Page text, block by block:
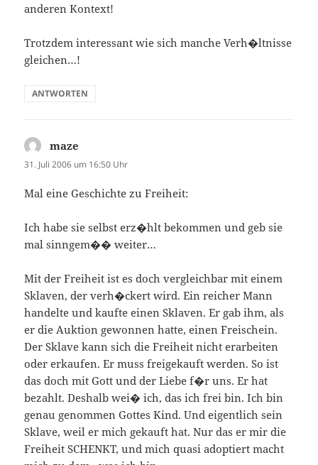
anderen Kontext!
Trotzdem interessant wie sich manche Verh�ltnisse
gleichen…!
ANTWORTEN
maze
31. Juli 2006 um 16:50 Uhr
Mal eine Geschichte zu Freiheit:
Ich habe sie selbst erz�hlt bekommen und geb sie
mal sinngem�� weiter…
Mit der Freiheit ist es doch vergleichbar mit einem
Sklaven, der verh�ckert wird. Ein reicher Mann
handelte und kaufte einen Sklaven. Er gab ihm, als
er die Auktion gewonnen hatte, einen Freischein.
Der Sklave kann sich die Freiheit nicht erarbeiten
oder erkaufen. Er muss freigekauft werden. So ist
das doch mit Gott und der Liebe f�r uns. Er hat
bezahlt. Deshalb wei� ich, das ich frei bin. Ich bin
genau genommen Gottes Kind. Und eigentlich sein
Sklave, weil er mich gekauft hat. Nur das er mir die
Freiheit SCHENKT, und mich quasi adoptiert macht